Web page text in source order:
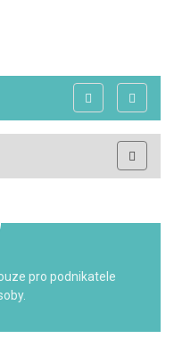
pro podnikatele